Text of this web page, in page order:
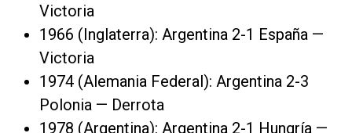
Victoria
1966 (Inglaterra): Argentina 2-1 España —
Victoria
1974 (Alemania Federal): Argentina 2-3
Polonia — Derrota
1978 (Argentina): Argentina 2-1 Hungría —